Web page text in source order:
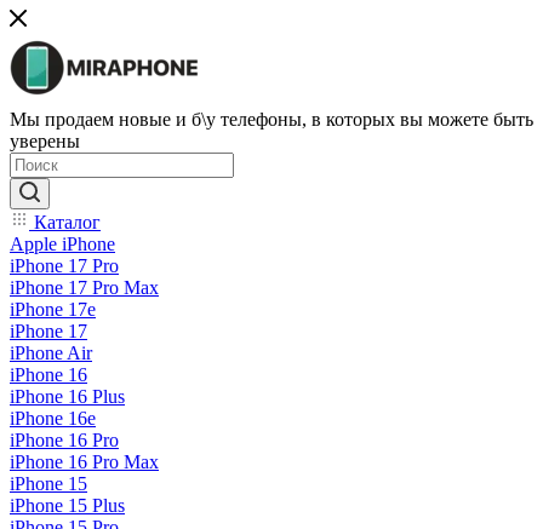
Мы продаем новые и б\у телефоны, в которых вы можете быть
уверены
Каталог
Apple iPhone
iPhone 17 Pro
iPhone 17 Pro Max
iPhone 17e
iPhone 17
iPhone Air
iPhone 16
iPhone 16 Plus
iPhone 16e
iPhone 16 Pro
iPhone 16 Pro Max
iPhone 15
iPhone 15 Plus